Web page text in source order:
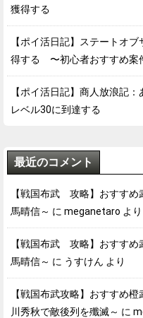
獲得する
【ポイ活日記】ステートオ
得する 〜初心者おすすめ案
【ポイ活日記】商人放浪記
レベル30に到達する
最近のコメント
【戦国布武 攻略】おすす
馬晴信～ に meganetaro より
【戦国布武 攻略】おすす
馬晴信～ に うすけん より
【戦国布武攻略】おすすめ
川秀秋で敵後列を殲滅～ に